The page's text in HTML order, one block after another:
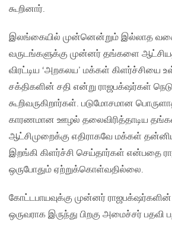
கூறினார்.
இலங்கையில் முன்னென்றும் இல்லாத
வருடங்களுக்கு முன்னர் தங்களை
விரட்டிய ‘அறகலய’ மக்கள் கிளர்ச்சியை
சக்திகளின் சதி என்று ராஜபக்‌ஷர்கள்
கூறிவருகிறார்கள். படுமோசமான
காரணமான ஊழல் தலைவிரித்தாடிய
ஆட்சிமுறைக்கு எதிராகவே மக்கள்
இறங்கி கிளர்ச்சி செய்தார்கள் என்பதை
ஒருபோதும் ஏற்றுக்கொள்வதில்லை.
கோட்டபாயவுக்கு முன்னர் ராஜபக்‌ஷர்களின்
ஒருவராக இருந்து பிறகு அமைச்சர் பதவி